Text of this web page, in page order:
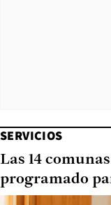
SERVICIOS
Las 14
programado